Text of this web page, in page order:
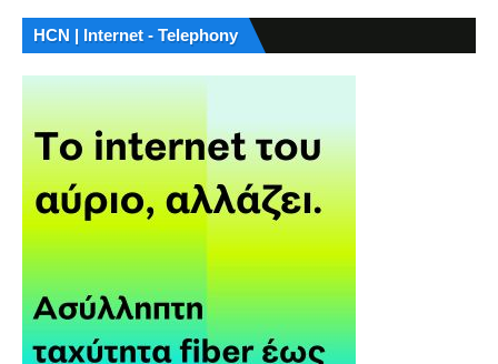
HCN | Internet - Telephony